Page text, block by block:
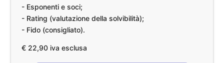
- Esponenti e soci;
- Rating (valutazione della solvibilità);
- Fido (consigliato).
€ 22,90 iva esclusa